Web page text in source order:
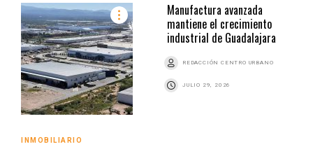
Manufactura avanzada
mantiene el crecimiento
industrial de Guadalajara
REDACCIÓN CENTRO URBANO
JULIO 29, 2026
INMOBILIARIO